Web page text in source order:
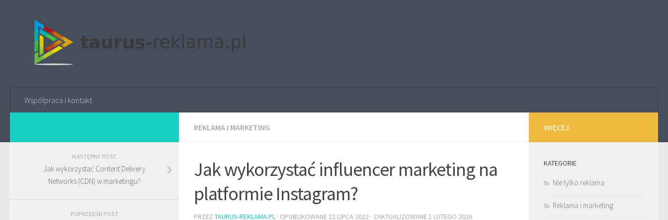
Współpraca i kontakt
REKLAMA I MARKETING
Jak wykorzystać influencer marketing na
platformie Instagram?
PRZEZ TAURUS-REKLAMA.PL · OPUBLIKOWANE 22 LIPCA 2022 · ZAKTUALIZOWANE 1 LUTEGO 2026
NASTĘPNY POST
Jak wykorzystać Content Delivery
Networks (CDN) w marketingu?
POPRZEDNI POST
WIĘCEJ
KATEGORIE
Nie tylko reklama
Reklama i marketing